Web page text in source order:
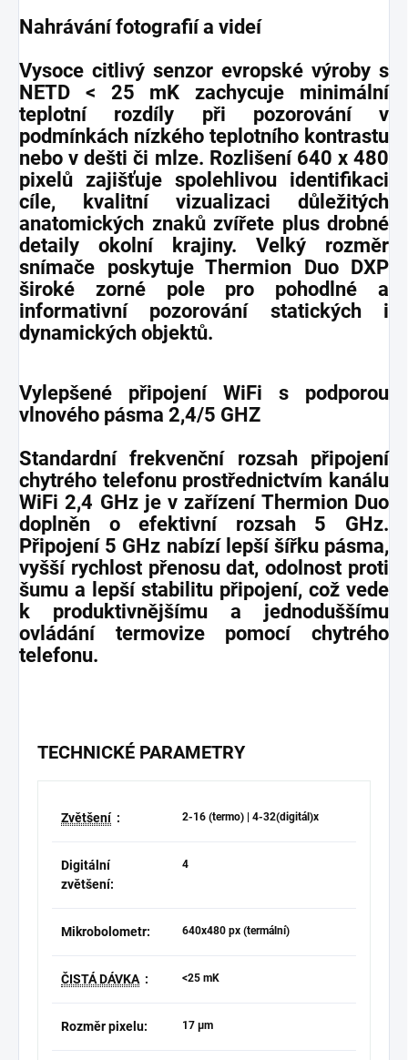
Nahrávání fotografií a videí
Vysoce citlivý senzor evropské výroby s
NETD < 25 mK zachycuje minimální
teplotní rozdíly při pozorování v
podmínkách nízkého teplotního kontrastu
nebo v dešti či mlze. Rozlišení 640 x 480
pixelů zajišťuje spolehlivou identifikaci
cíle, kvalitní vizualizaci důležitých
anatomických znaků zvířete plus drobné
detaily okolní krajiny. Velký rozměr
snímače poskytuje Thermion Duo DXP
široké zorné pole pro pohodlné a
informativní pozorování statických i
dynamických objektů.
Vylepšené připojení WiFi s podporou
vlnového pásma 2,4/5 GHZ
Standardní frekvenční rozsah připojení
chytrého telefonu prostřednictvím kanálu
WiFi 2,4 GHz je v zařízení Thermion Duo
doplněn o efektivní rozsah 5 GHz.
Připojení 5 GHz nabízí lepší šířku pásma,
vyšší rychlost přenosu dat, odolnost proti
šumu a lepší stabilitu připojení, což vede
k produktivnějšímu a jednoduššímu
ovládání termovize pomocí chytrého
telefonu.
TECHNICKÉ PARAMETRY
Zvětšení : 2-16 (termo) | 4-32(digitál)x
Digitální
zvětšení:
4
Mikrobolometr: 640x480 px (termální)
ČISTÁ DÁVKA : <25 mK
Rozměr pixelu: 17 µm